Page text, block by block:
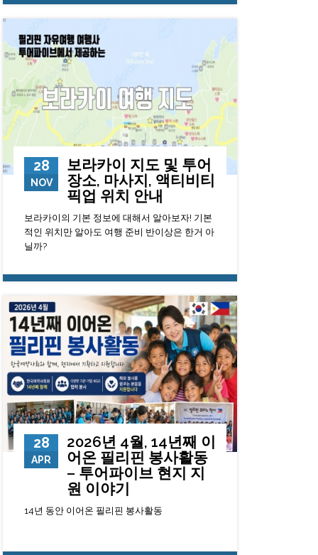
8719 0 23
28
NOV
보라카이 지도 및 투어
장소, 마사지, 액티비티
픽업 위치 안내
보라카이의 기본 정보에 대해서 알아보자! 기본
적인 위치만 알아도 여행 준비 반이상은 한거 아
닐까?
174146 0 23
28
APR
2026년 4월, 14년째 이
어온 필리핀 봉사활동
– 투어파이브 현지 지
원 이야기
14년 동안 이어온 필리핀 봉사활동